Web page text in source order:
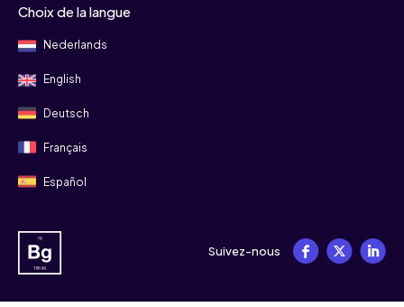
Choix de la langue
Nederlands
English
Deutsch
Français
Español
Suivez-nous